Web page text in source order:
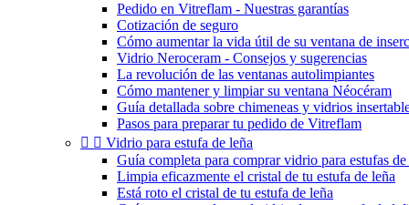
Pedido en Vitreflam - Nuestras garantías
Cotización de seguro
Cómo aumentar la vida útil de su ventana de
Vidrio Neroceram - Consejos y sugerencias
La revolución de las ventanas autolimpiantes
Cómo mantener y limpiar su ventana Néocéram
Guía detallada sobre chimeneas y vidrios
Pasos para preparar tu pedido de Vitreflam
  Vidrio para estufa de leña
Guía completa para comprar vidrio para estufas de
Limpia eficazmente el cristal de tu estufa de leña
Está roto el cristal de tu estufa de leña